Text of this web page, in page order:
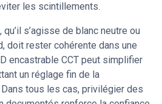
les scintillements.
s’agisse de blanc neutre ou
doit rester cohérente dans une
encastrable CCT peut simplifier
un réglage fin de la
tous les cas, privilégier des